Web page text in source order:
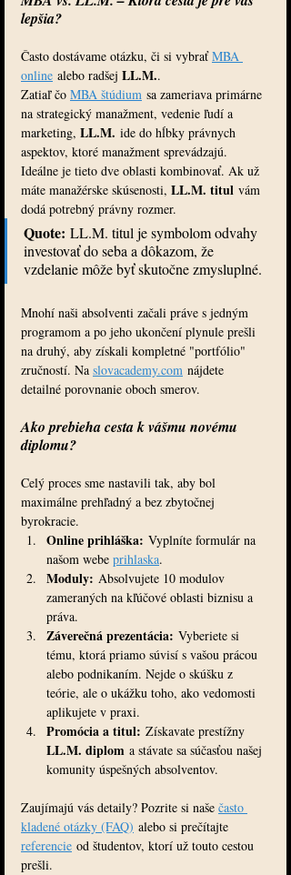
lepšia?
Často dostávame otázku, či si vybrať MBA
online alebo radšej LL.M..
Zatiaľ čo MBA štúdium sa zameriava primárne
na strategický manažment, vedenie ľudí a
marketing, LL.M. ide do hĺbky právnych
aspektov, ktoré manažment sprevádzajú.
Ideálne je tieto dve oblasti kombinovať. Ak už
máte manažérske skúsenosti, LL.M. titul vám
dodá potrebný právny rozmer.
Quote: LL.M. titul je symbolom odvahy
investovať do seba a dôkazom, že
vzdelanie môže byť skutočne zmysluplné.
Mnohí naši absolventi začali práve s jedným
programom a po jeho ukončení plynule prešli
na druhý, aby získali kompletné "portfólio"
zručností. Na slovacademy.com nájdete
detailné porovnanie oboch smerov.
Ako prebieha cesta k vášmu novému
diplomu?
Celý proces sme nastavili tak, aby bol
maximálne prehľadný a bez zbytočnej
byrokracie.
Online prihláška: Vyplníte formulár na
našom webe prihlaska.
Moduly: Absolvujete 10 modulov
zameraných na kľúčové oblasti biznisu a
práva.
Záverečná prezentácia: Vyberiete si
tému, ktorá priamo súvisí s vašou prácou
alebo podnikaním. Nejde o skúšku z
teórie, ale o ukážku toho, ako vedomosti
aplikujete v praxi.
Promócia a titul: Získavate prestížny
LL.M. diplom a stávate sa súčasťou našej
komunity úspešných absolventov.
Zaujímajú vás detaily? Pozrite si naše často
kladené otázky (FAQ) alebo si prečítajte
referencie od študentov, ktorí už touto cestou
prešli.